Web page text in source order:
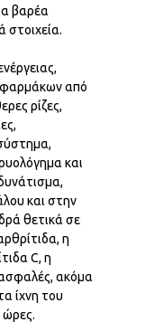
βαρέα
στοιχεία.
από
ρίζες,
και
και στην
θετικά σε
η
C, η
ακόμα
ίχνη του
ώρες.